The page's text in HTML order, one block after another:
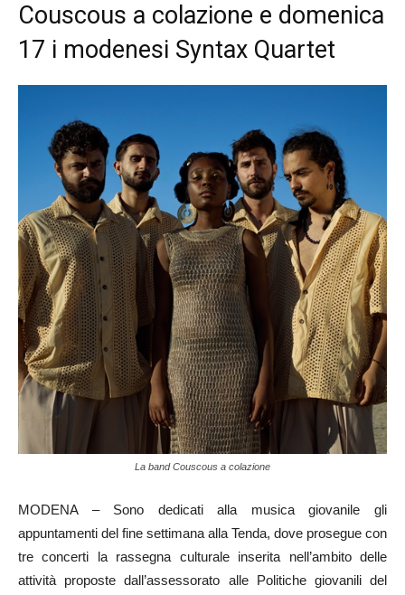
Couscous a colazione e domenica
17 i modenesi Syntax Quartet
La band Couscous a colazione
MODENA – Sono dedicati alla musica giovanile gli
appuntamenti del fine settimana alla Tenda, dove prosegue con
tre concerti la rassegna culturale inserita nell’ambito delle
attività proposte dall’assessorato alle Politiche giovanili del